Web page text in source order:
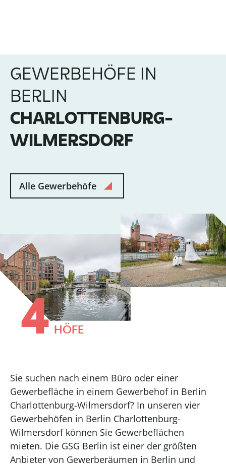
GEWERBEHÖFE IN
BERLIN
CHARLOTTENBURG-
WILMERSDORF
Alle Gewerbehöfe
4 HÖFE
Sie suchen nach einem Büro oder einer
Gewerbefläche in einem Gewerbehof in Berlin
Charlottenburg-Wilmersdorf? In unseren vier
Gewerbehöfen in Berlin Charlottenburg-
Wilmersdorf können Sie Gewerbeflächen
mieten. Die GSG Berlin ist einer der größten
Anbieter von Gewerberäumen in Berlin und